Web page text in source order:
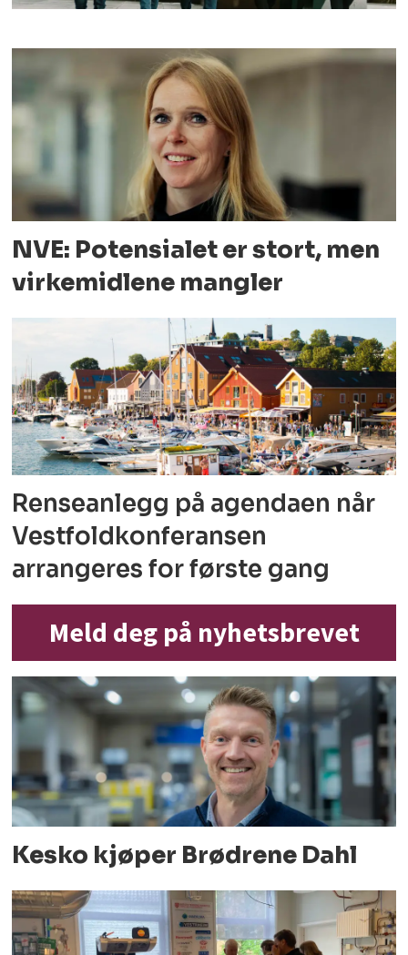
NVE: Potensialet er stort, men
virkemidlene mangler
Renseanlegg på agendaen når
Vestfoldkonferansen
arrangeres for første gang
Meld deg på nyhetsbrevet
Kesko kjøper Brødrene Dahl